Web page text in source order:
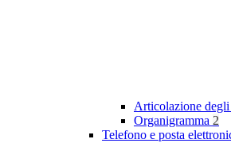
Articolazione
Organigramma 2
Telefono e posta